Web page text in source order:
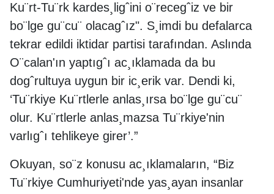
Ku¨rt-Tu¨rk kardes¸ligˆini o¨recegˆiz ve bir
bo¨lge gu¨cu¨ olacagˆız". S¸imdi bu defalarca
tekrar edildi iktidar partisi tarafından. Aslında
O¨calan'ın yaptıgˆı ac¸ıklamada da bu
dogˆrultuya uygun bir ic¸erik var. Dendi ki,
‘Tu¨rkiye Ku¨rtlerle anlas¸ırsa bo¨lge gu¨cu¨
olur. Ku¨rtlerle anlas¸mazsa Tu¨rkiye'nin
varlıgˆı tehlikeye girer’.”
Okuyan, so¨z konusu ac¸ıklamaların, “Biz
Tu¨rkiye Cumhuriyeti'nde yas¸ayan insanlar